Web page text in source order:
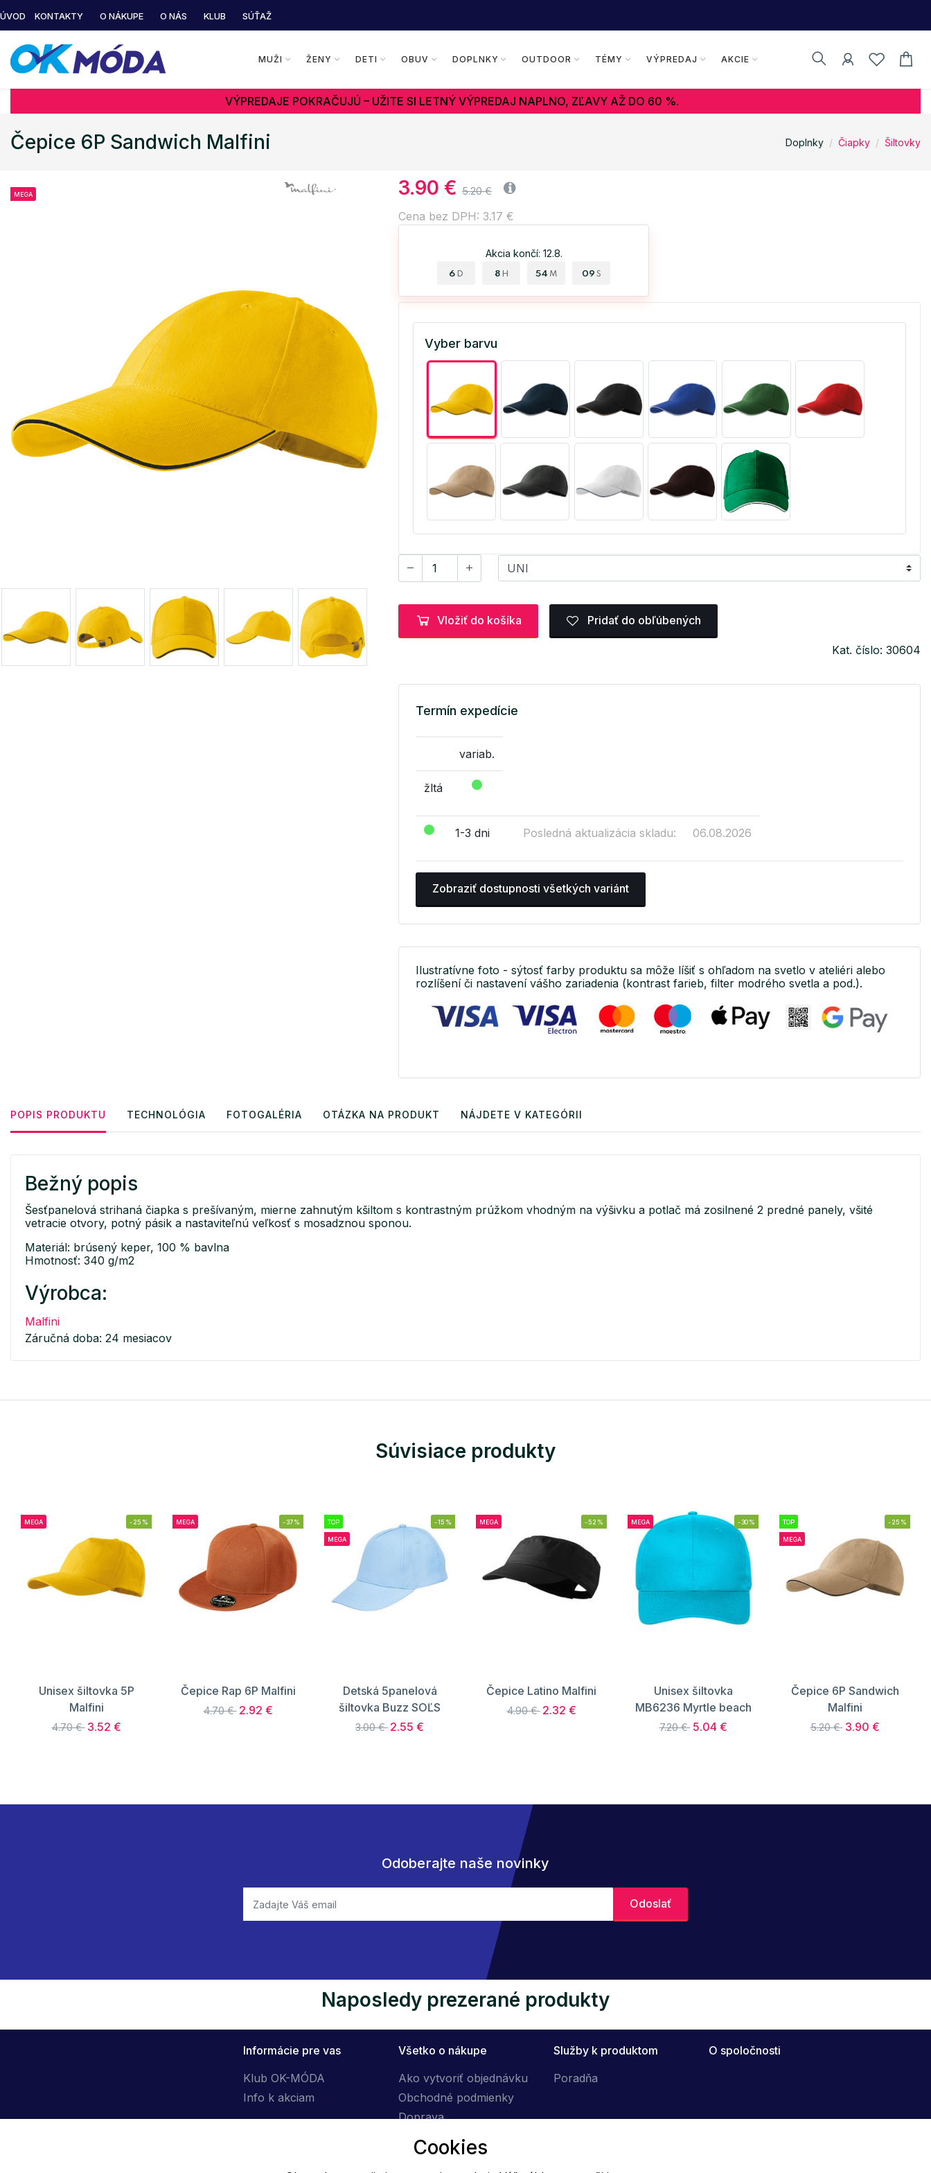
ÚVOD KONTAKTY O NÁKUPE O NÁS KLUB SÚŤAŽ
MUŽI ŽENY DETI OBUV DOPLNKY OUTDOOR TÉMY VÝPREDAJ AKCIE
VÝPREDAJE POKRAČUJÚ – UŽITE SI LETNÝ VÝPREDAJ NAPLNO, ZĽAVY AŽ DO 60 %.
Čepice 6P Sandwich Malfini Doplnky Čiapky Šiltovky
MEGA 3.90 € 5.20 €
Cena bez DPH: 3.17 €
Akcia končí: 12.8.
6 D 8 H 54 M 08 S
Vyber barvu
Vložiť do košíka Pridať do obľúbených
Kat. číslo: 30604
Termín expedície
variab.
žltá
1-3 dni Posledná aktualizácia skladu: 06.08.2026
Zobraziť dostupnosti všetkých variánt
Ilustratívne foto - sýtosť farby produktu sa môže líšiť s ohľadom na svetlo v ateliéri alebo
rozlíšení či nastavení vášho zariadenia (kontrast farieb, filter modrého svetla a pod.).
POPIS PRODUKTU TECHNOLÓGIA FOTOGALÉRIA OTÁZKA NA PRODUKT NÁJDETE V KATEGÓRII
Bežný popis
Šesťpanelová strihaná čiapka s prešívaným, mierne zahnutým kšiltom s kontrastným prúžkom vhodným na výšivku a potlač má zosilnené 2 predné panely, všité
vetracie otvory, potný pásik a nastaviteľnú veľkosť s mosadznou sponou.
Materiál: brúsený keper, 100 % bavlna
Hmotnosť: 340 g/m2
Výrobca:
Malfini
Záručná doba: 24 mesiacov
Súvisiace produkty
MEGA -25%
Unisex šiltovka 5P
Malfini
4.70 € 3.52 €
MEGA -37%
Čepice Rap 6P Malfini
4.70 € 2.92 €
TOP
MEGA
-15%
Detská 5panelová
šiltovka Buzz SOĽS
3.00 € 2.55 €
MEGA -52%
Čepice Latino Malfini
4.90 € 2.32 €
MEGA -30%
Unisex šiltovka
MB6236 Myrtle beach
7.20 € 5.04 €
TOP
MEGA
-25%
Čepice 6P Sandwich
Malfini
5.20 € 3.90 €
Odoberajte naše novinky
Naposledy prezerané produkty
Informácie pre vas
Klub OK-MÓDA
Info k akciam
Všetko o nákupe
Ako vytvoriť objednávku
Obchodné podmienky
Doprava
Výmena tovaru
Reklamačný poriadok
Služby k produktom
Poradňa
O spoločnosti
Cookies